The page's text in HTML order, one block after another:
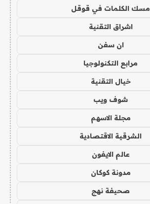
مسك الكلمات في قوقل
اشراق التقنية
ان سفن
مرابع التكنولوجيا
خيال التقنية
شوف ويب
مجلة الاسهم
الشرقية الاقتصادية
عالم الايفون
مدونة كوكان
صحيفة نهج